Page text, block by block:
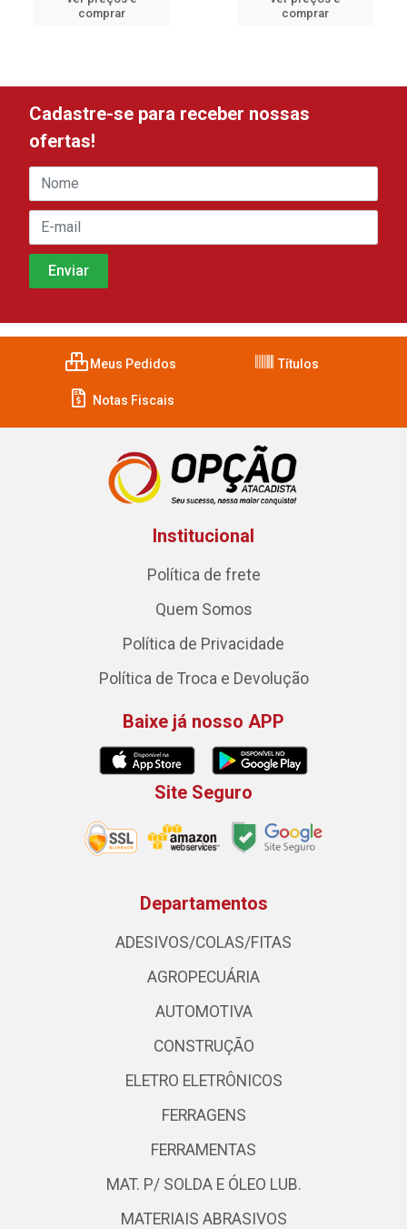
comprar
comprar
Cadastre-se para receber nossas
ofertas!
Meus Pedidos Títulos
Notas Fiscais
Institucional
Política de frete
Quem Somos
Política de Privacidade
Política de Troca e Devolução
Baixe já nosso APP
Site Seguro
Departamentos
ADESIVOS/COLAS/FITAS
AGROPECUÁRIA
AUTOMOTIVA
CONSTRUÇÃO
ELETRO ELETRÔNICOS
FERRAGENS
FERRAMENTAS
MAT. P/ SOLDA E ÓLEO LUB.
MATERIAIS ABRASIVOS